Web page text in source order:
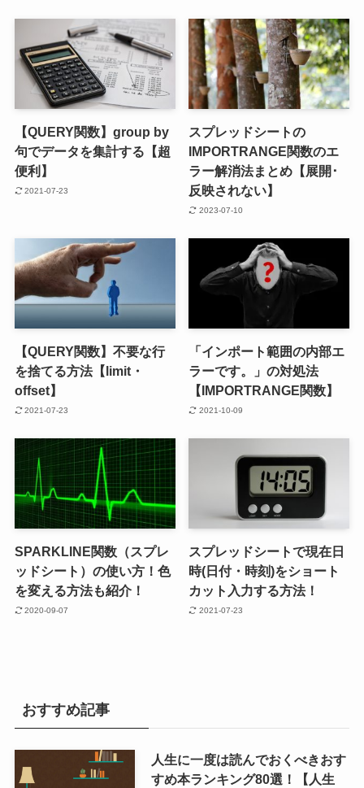
【QUERY関数】group by
句でデータを集計する【超
便利】
2021-07-23
スプレッドシートの
IMPORTRANGE関数のエ
ラー解消法まとめ【展開･
反映されない】
2023-07-10
【QUERY関数】不要な行
を捨てる方法【limit・
offset】
2021-07-23
「インポート範囲の内部エ
ラーです。」の対処法
【IMPORTRANGE関数】
2021-10-09
SPARKLINE関数（スプレ
ッドシート）の使い方！色
を変える方法も紹介！
2020-09-07
スプレッドシートで現在日
時(日付・時刻)をショート
カット入力する方法！
2021-07-23
おすすめ記事
人生に一度は読んでおくべきおす
すめ本ランキング80選！【人生